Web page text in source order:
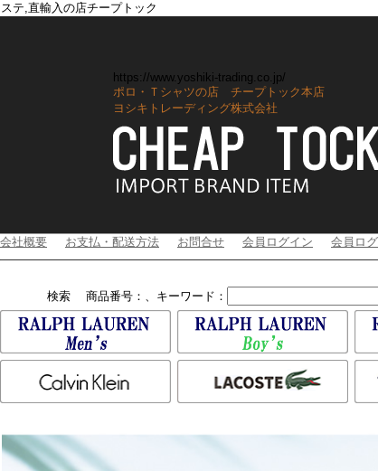
テ,直輸入の店チープトック
https://www.yoshiki-trading.co.jp/
ポロ・Ｔシャツの店 チープトック本店
ヨシキトレーディング株式会社
会社概要 お支払・配送方法 お問合せ 会員ログイン 会員ロ
検索 商品番号：、キーワード：